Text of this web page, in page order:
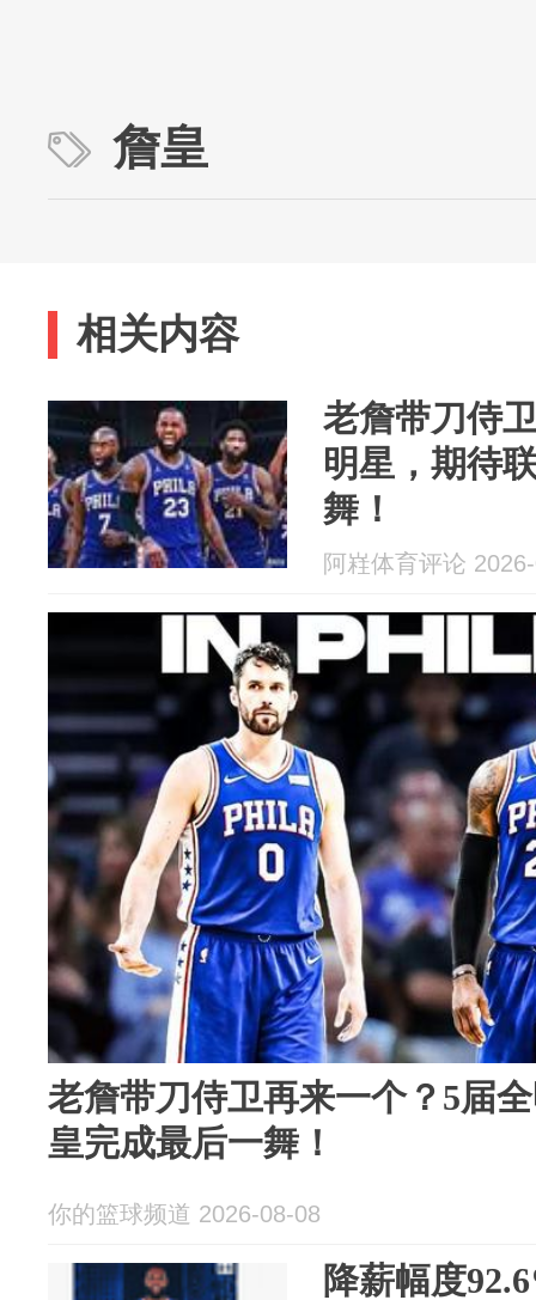
詹皇
相关内容
老詹带刀侍
明星，期待
舞！
阿嵀体育评论
老詹带刀侍卫再来一个？5届
皇完成最后一舞！
你的篮球频道 2026-08-08
降薪幅度